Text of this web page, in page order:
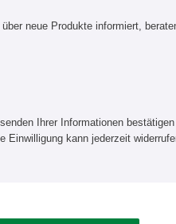
neue Produkte informiert,
Ihrer Informationen
Einwilligung kann jederzeit